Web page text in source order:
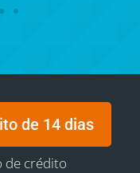
de 14 dias
de crédito